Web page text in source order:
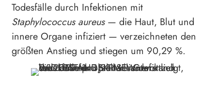
Todesfälle durch Infektionen mit
Staphylococcus aureus— die Haut, Blut und
innere Organe infiziert — verzeichneten den
größten Anstieg und stiegen um 90,29 %.